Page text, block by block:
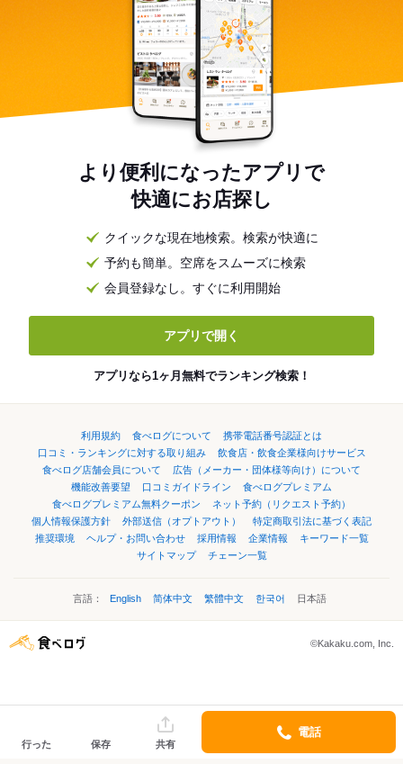
より便利になったアプリで
快適にお店探し
クイックな現在地検索。検索が快適に
予約も簡単。空席をスムーズに検索
会員登録なし。すぐに利用開始
アプリで開く
アプリなら1ヶ月無料でランキング検索！
利用規約 食べログについて
携帯電話番号認証とは
口コミ・ランキングに対する取り組み
飲食店・飲食企業様向けサービス
食べログ店舗会員について
広告（メーカー・団体様等向け）について
機能改善要望
口コミガイドライン
食べログプレミアム
食べログプレミアム無料クーポン
ネット予約（リクエスト予約）
個人情報保護方針
外部送信（オプトアウト）
特定商取引法に基づく表記
推奨環境
ヘルプ・お問い合わせ 採用情報 企業情報
キーワード一覧
サイトマップ
チェーン一覧
言語： English 简体中文 繁體中文 한국어 日本語
©Kakaku.com, Inc.
行った 保存 共有
電話